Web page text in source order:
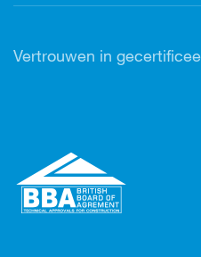
Vertrouwen in